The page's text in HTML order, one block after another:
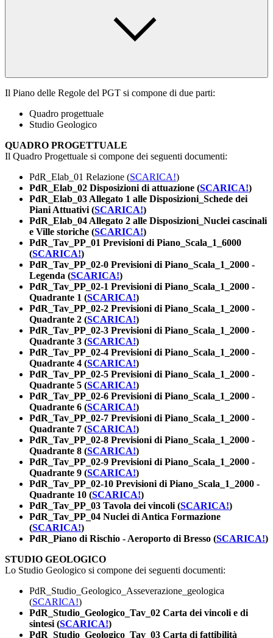
Il Piano delle Regole del PGT si compone di due parti:
Quadro progettuale
Studio Geologico
QUADRO PROGETTUALE
Il Quadro Progettuale si compone dei seguenti documenti:
PdR_Elab_01 Relazione (SCARICA!)
PdR_Elab_02 Disposizioni di attuazione (SCARICA!)
PdR_Elab_03 Allegato 1 alle Disposizioni_Schede dei
Piani Attuativi (SCARICA!)
PdR_Elab_04 Allegato 2 alle Disposizioni_Nuclei cascinali
e Ville storiche (SCARICA!)
PdR_Tav_PP_01 Previsioni di Piano_Scala_1_6000
(SCARICA!)
PdR_Tav_PP_02-0 Previsioni di Piano_Scala_1_2000 -
Legenda (SCARICA!)
PdR_Tav_PP_02-1 Previsioni di Piano_Scala_1_2000 -
Quadrante 1 (SCARICA!)
PdR_Tav_PP_02-2 Previsioni di Piano_Scala_1_2000 -
Quadrante 2 (SCARICA!)
PdR_Tav_PP_02-3 Previsioni di Piano_Scala_1_2000 -
Quadrante 3 (SCARICA!)
PdR_Tav_PP_02-4 Previsioni di Piano_Scala_1_2000 -
Quadrante 4 (SCARICA!)
PdR_Tav_PP_02-5 Previsioni di Piano_Scala_1_2000 -
Quadrante 5 (SCARICA!)
PdR_Tav_PP_02-6 Previsioni di Piano_Scala_1_2000 -
Quadrante 6 (SCARICA!)
PdR_Tav_PP_02-7 Previsioni di Piano_Scala_1_2000 -
Quadrante 7 (SCARICA!)
PdR_Tav_PP_02-8 Previsioni di Piano_Scala_1_2000 -
Quadrante 8 (SCARICA!)
PdR_Tav_PP_02-9 Previsioni di Piano_Scala_1_2000 -
Quadrante 9 (SCARICA!)
PdR_Tav_PP_02-10 Previsioni di Piano_Scala_1_2000 -
Quadrante 10 (SCARICA!)
PdR_Tav_PP_03 Tavola dei vincoli (SCARICA!)
PdR_Tav_PP_04 Nuclei di Antica Formazione
(SCARICA!)
PdR_Piano di Rischio - Aeroporto di Bresso (SCARICA!)
STUDIO GEOLOGICO
Lo Studio Geologico si compone dei seguenti documenti:
PdR_Studio_Geologico_Asseverazione_geologica
(SCARICA!)
PdR_Studio_Geologico_Tav_02 Carta dei vincoli e di
sintesi (SCARICA!)
PdR_Studio_Geologico_Tav_03 Carta di fattibilità